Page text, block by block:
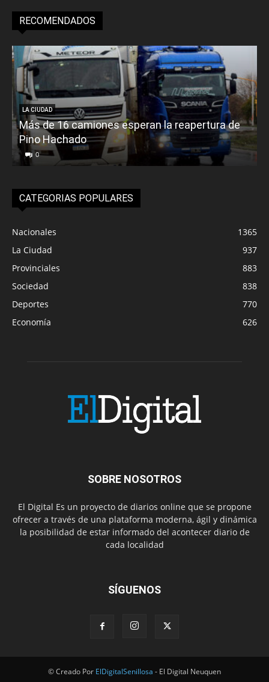
RECOMENDADOS
LA CIUDAD
Más de 16 camiones esperan la reapertura de
Pino Hachado
0
CATEGORIAS POPULARES
Nacionales
1365
La Ciudad
937
Provinciales
883
Sociedad
838
Deportes
770
Economía
626
SOBRE NOSOTROS
El Digital Es un proyecto de diarios online que se propone
ofrecer a través de una plataforma moderna, ágil y dinámica
la posibilidad de estar informado del acontecer diario de
cada localidad
SÍGUENOS
© Creado Por ElDigitalSenillosa - El Digital Neuquen